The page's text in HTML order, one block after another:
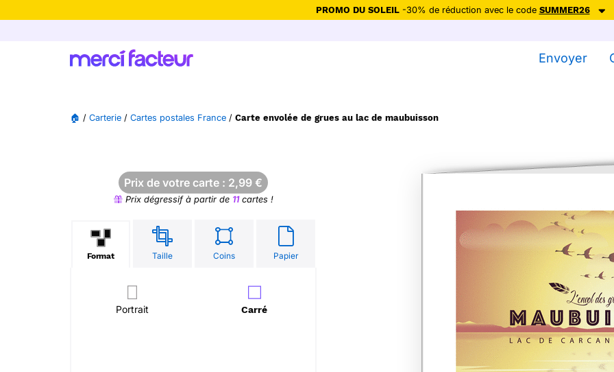
PROMO DU SOLEIL-30% de réduction avec le code SUMMER26
Envoyer
🏠 / Carterie / Cartes postales France / Carte envolée de grues au lac de maubuisson
Prix de votre carte : 2,99 €
Prix dégressif à partir de 11cartes !
Format Taille Coins Papier
Portrait Carré